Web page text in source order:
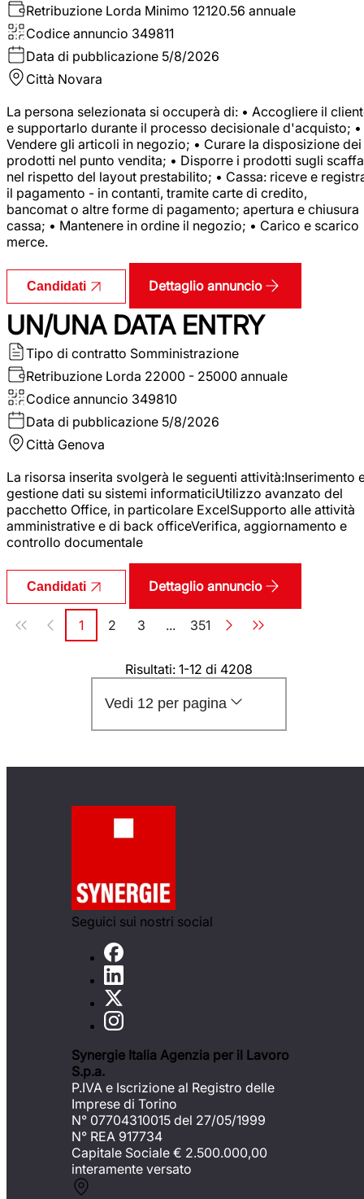
Retribuzione Lorda Minimo 12120.56 annuale
Codice annuncio 349811
Data di pubblicazione 5/8/2026
Città Novara
La persona selezionata si occuperà di: • Accogliere il
e supportarlo durante il processo decisionale d'acquisto; •
Vendere gli articoli in negozio; • Curare la disposizione dei
prodotti nel punto vendita; • Disporre i prodotti sugli
nel rispetto del layout prestabilito; • Cassa: riceve e
il pagamento - in contanti, tramite carte di credito,
bancomat o altre forme di pagamento; apertura e chiusura
cassa; • Mantenere in ordine il negozio; • Carico e scarico
merce.
Candidati Dettaglio annuncio
UN/UNA DATA ENTRY
Tipo di contratto Somministrazione
Retribuzione Lorda 22000 - 25000 annuale
Codice annuncio 349810
Data di pubblicazione 5/8/2026
Città Genova
La risorsa inserita svolgerà le seguenti attività:Inserimento
gestione dati su sistemi informaticiUtilizzo avanzato del
pacchetto Office, in particolare ExcelSupporto alle attività
amministrative e di back officeVerifica, aggiornamento e
controllo documentale
Candidati Dettaglio annuncio
Paginazione
Pagina
1 Pagina
2 Pagina
3 ... Pagina
351
Risultati: 1-12 di 4208
Vedi 12 per pagina
Seguici sui nostri social
Synergie Italia Agenzia per il Lavoro
S.p.a.
P.IVA e Iscrizione al Registro delle
Imprese di Torino
N° 07704310015 del 27/05/1999
N° REA 917734
Capitale Sociale € 2.500.000,00
interamente versato